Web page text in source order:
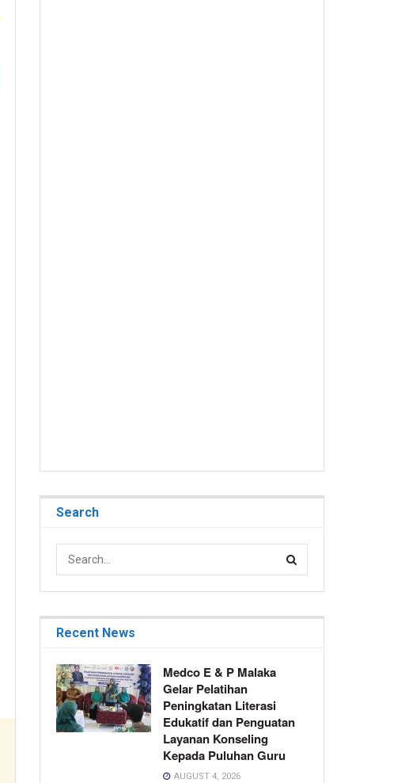
Search
Recent News
Medco E & P Malaka
Gelar Pelatihan
Peningkatan Literasi
Edukatif dan Penguatan
Layanan Konseling
Kepada Puluhan Guru
AUGUST 4, 2026